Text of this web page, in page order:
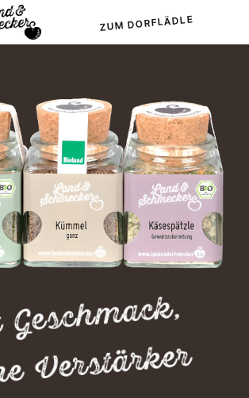
ZUM DORFLÄDLE
Verstärker